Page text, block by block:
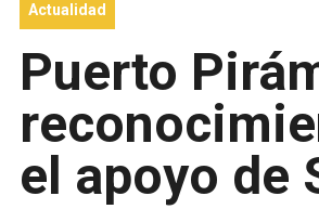
Actualidad
Puerto
el apoyo de